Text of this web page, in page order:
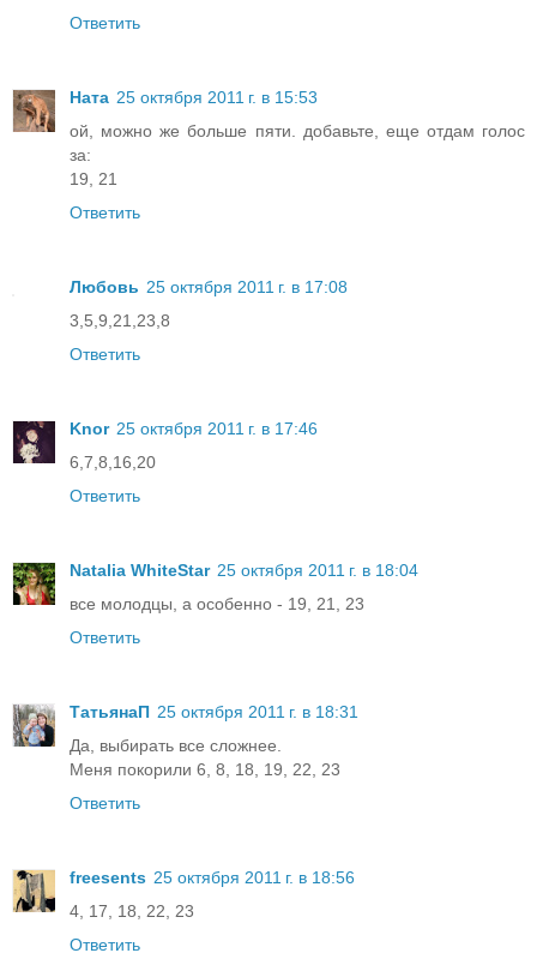
Ответить
Ната 25 октября 2011 г. в 15:53
ой, можно же больше пяти. добавьте, еще отдам голос
за:
19, 21
Ответить
Любовь 25 октября 2011 г. в 17:08
3,5,9,21,23,8
Ответить
Knor 25 октября 2011 г. в 17:46
6,7,8,16,20
Ответить
Natalia WhiteStar 25 октября 2011 г. в 18:04
все молодцы, а особенно - 19, 21, 23
Ответить
ТатьянаП 25 октября 2011 г. в 18:31
Да, выбирать все сложнее.
Меня покорили 6, 8, 18, 19, 22, 23
Ответить
freesents 25 октября 2011 г. в 18:56
4, 17, 18, 22, 23
Ответить